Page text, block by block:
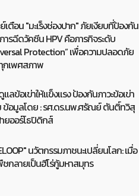
ตือน "มะเร็งช่องปาก" ภัยเงียบที่ป้องกัน
ารฉีดวัคซีน HPV คือภารกิจระดับ
Protection” เพื่อความปลอดภัย
กเพศสภาพ
แลข้อเข่าให้แข็งแรง ป้องกันภาวะข้อเข่า
ข้อมูลโดย : รศ.ดร.นพ.ศรัณย์ ตันติ์ทวิสุ
ยออร์โธปิดิกส์
นวัตกรรมภาชนะเปลี่ยนโลก: เมื่อ
ชกลายเป็นฮีโร่กู้มหาสมุทร